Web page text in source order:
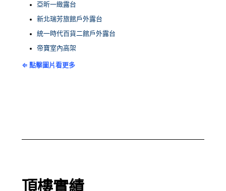
亞昕一緻露台
新北瑞芳旅館戶外露台
統一時代百貨二館戶外露台
帝寶室內高架
⇐ 點擊圖片看更多
頂樓實績